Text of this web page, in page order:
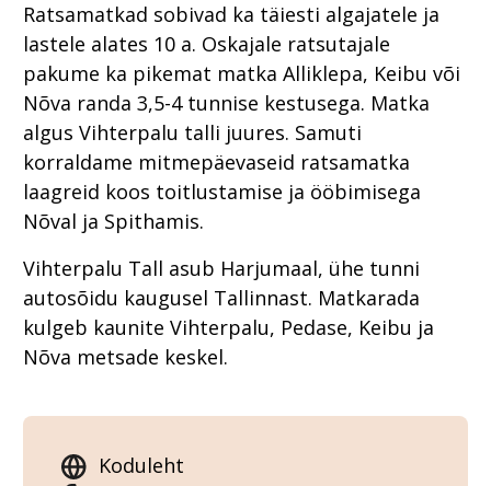
Ratsamatkad sobivad ka täiesti algajatele ja
lastele alates 10 a. Oskajale ratsutajale
pakume ka pikemat matka Alliklepa, Keibu või
Nõva randa 3,5-4 tunnise kestusega. Matka
algus Vihterpalu talli juures. Samuti
korraldame mitmepäevaseid ratsamatka
laagreid koos toitlustamise ja ööbimisega
Nõval ja Spithamis.
Vihterpalu Tall asub Harjumaal, ühe tunni
autosõidu kaugusel Tallinnast. Matkarada
kulgeb kaunite Vihterpalu, Pedase, Keibu ja
Nõva metsade keskel.
Koduleht